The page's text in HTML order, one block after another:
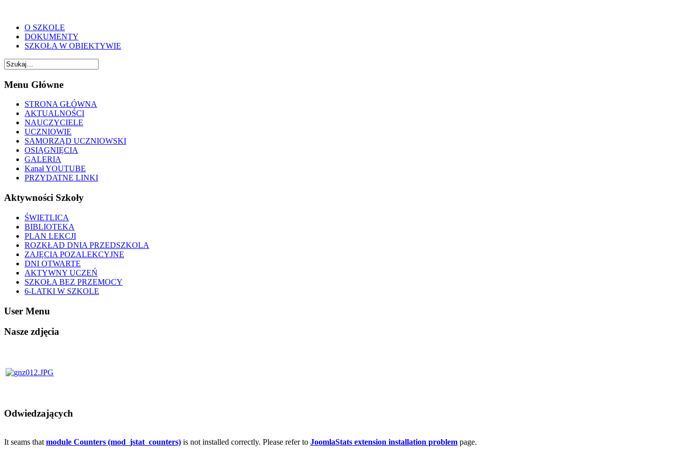
O SZKOLE
DOKUMENTY
SZKOŁA W OBIEKTYWIE
Menu Główne
STRONA GŁÓWNA
AKTUALNOŚCI
NAUCZYCIELE
UCZNIOWIE
SAMORZĄD UCZNIOWSKI
OSIĄGNIĘCIA
GALERIA
Kanał YOUTUBE
PRZYDATNE LINKI
Aktywności Szkoły
ŚWIETLICA
BIBLIOTEKA
PLAN LEKCJI
ROZKŁAD DNIA PRZEDSZKOLA
ZAJĘCIA POZALEKCYJNE
DNI OTWARTE
AKTYWNY UCZEŃ
SZKOŁA BEZ PRZEMOCY
6-LATKI W SZKOLE
User Menu
Nasze zdjęcia
Odwiedzających
It seams thatmodule Counters (mod_jstat_counters) is not installed correctly. Please refer to JoomlaStats extension installation problem page.